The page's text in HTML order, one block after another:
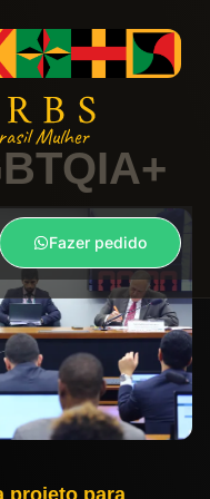
Fazer pedido
projeto para